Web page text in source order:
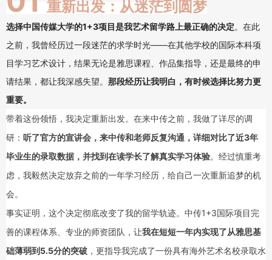
重新出发：从迷茫到圆梦
选择中国传媒大学的1+3项目是我艺术留学路上最正确的决定。在此
之前，我曾经历过一段迷茫的求学时光——在其他学校的国际本科项
目学习艺术设计，结果无论是雅思课程、作品集指导，还是最终的申
请结果，都让我深感失望。 那段经历让我明白，有时候选择比努力更
重要。
带着这份领悟，我决定重新出发。在来中传之前，我做了详尽的调
研： 听了官方的宣讲会，来中传和老师反复沟通，详细对比了近3年
毕业生的录取数据，并找到在读学长了解真实学习体验。经过慎重考
虑，我毅然决定放弃之前的一年学习经历，给自己一次重新追梦的机
会。
事实证明，这个决定彻底改变了我的留学轨迹。中传1+3国际项目完
善的课程体系、专业的师资团队，让我在短短一年内实现了从雅思基
础薄弱到5.5分的突破 ，更指导我完成了一份具有海外艺术名校录取水